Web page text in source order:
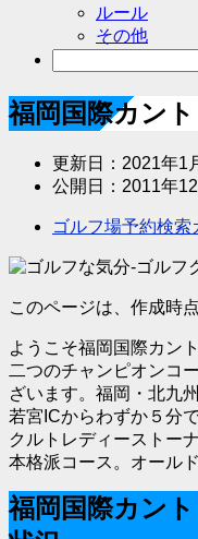
ルール
その他
福岡国際カン
更新日： 2021年1
公開日： 2011年
ゴルフ場予約検索
このページは、作成時
ようこそ福岡国際カン
二つのチャンピオンコ
ざいます。福岡・北九
若宮ICからわずか５分
クルトレディーストー
本格派コース。オール
福岡国際カン